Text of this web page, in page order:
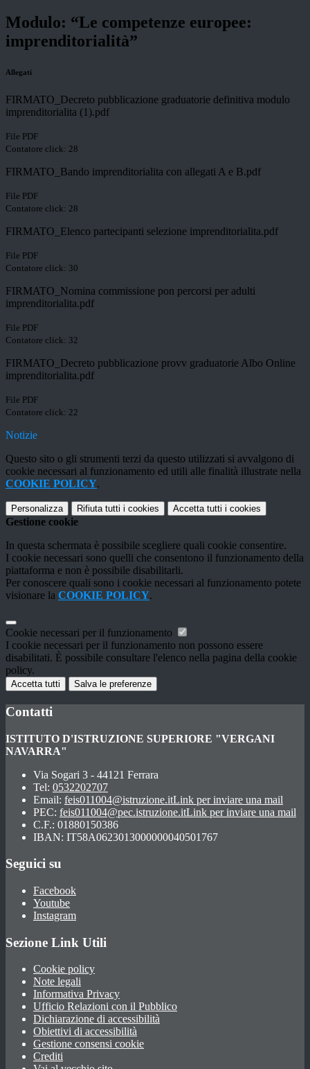
Modulo: “Le competenze europee:
imprenditorialità”
Allegati
FIRMATO_Decreto pubblicazione graduatorie definitiva modulo
imprenditorialita (1).pdf
File PDF
Contatore click: 28
FIRMATO_Bando imprenditorialita con allegati A e B.pdf
File PDF
Contatore click: 28
FIRMATO_Elenco partecipanti selezione imprenditorialita.pdf
File PDF
Contatore click: 30
FIRMATO_Nomina commissione pon percorsi per adulti
imprenditorialita.pdf
File PDF
Contatore click: 32
FIRMATO_Decreto pubblicazione provv graduatorie Albo Online
imprenditorialita.pdf
File PDF
Contatore click: 22
Notizie
Questo sito o gli strumenti terzi da questo utilizzati si avvalgono di
cookie necessari al funzionamento ed utili alle finalità illustrate nella
COOKIE POLICY.
Personalizza Rifiuta tutti i cookies Accetta tutti i cookies
Gestione cookie
In questa schermata è possibile scegliere quali cookie consentire.
I cookie necessari sono quelli che consentono il funzionamento della
piattaforma e non è possibile disabilitarli.
Per conoscere quali sono i cookie necessari al funzionamento potete
visionare la COOKIE POLICY.
Cookie necessari per il funzionamento
I cookie necessari per il funzionamento non possono essere
disabilitati. È possibile consultare l'elenco nella pagina della cookie
policy.
Accetta tutti Salva le preferenze
Contatti
ISTITUTO D'ISTRUZIONE SUPERIORE "VERGANI
NAVARRA"
Via Sogari 3 - 44121 Ferrara
Tel: 0532202707
Email: feis011004@istruzione.itLink per inviare una mail
PEC: feis011004@pec.istruzione.itLink per inviare una mail
C.F.: 01880150386
IBAN: IT58A0623013000000040501767
Seguici su
Facebook
Youtube
Instagram
Sezione Link Utili
Cookie policy
Note legali
Informativa Privacy
Ufficio Relazioni con il Pubblico
Dichiarazione di accessibilità
Obiettivi di accessibilità
Gestione consensi cookie
Crediti